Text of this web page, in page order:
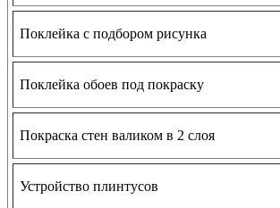
Поклейка с подбором рисунка
Поклейка обоев под покраску
Покраска стен валиком в 2 слоя
Устройство плинтусов